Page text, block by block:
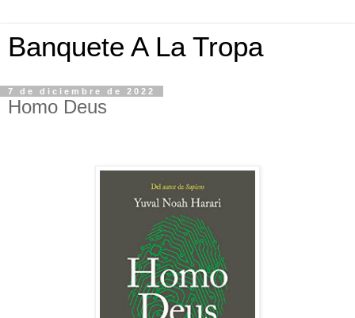
Banquete A La Tropa
7 de diciembre de 2022
Homo Deus